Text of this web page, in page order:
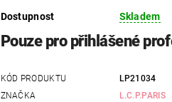
Dostupnost Skladem
Pouze pro přihlášené
KÓD PRODUKTU
LP21034
ZNAČKA
L.C.P.PARIS